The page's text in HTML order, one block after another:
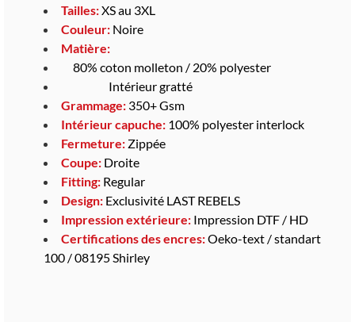
Tailles:XS au 3XL
Couleur: Noire
Matière:
80% coton molleton / 20% polyester
Intérieur gratté
Grammage: 350+ Gsm
Intérieur capuche: 100% polyester interlock
Fermeture: Zippée
Coupe: Droite
Fitting: Regular
Design: Exclusivité LAST REBELS
Impression extérieure: Impression DTF / HD
Certifications des encres:Oeko-text / standart
100 / 08195 Shirley